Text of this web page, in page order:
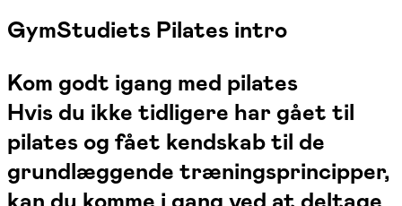
GymStudiets Pilates intro
Kom godt igang med pilates
Hvis du ikke tidligere har gået til
pilates og fået kendskab til de
grundlæggende træningsprincipper,